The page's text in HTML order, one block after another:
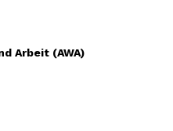
Arbeit (AWA)